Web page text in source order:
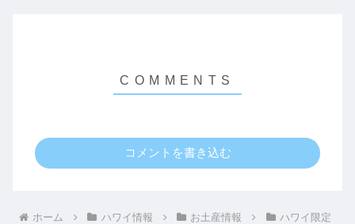
コメントを書き込む
ホーム ハワイ情報 お土産情報 ハワイ限定